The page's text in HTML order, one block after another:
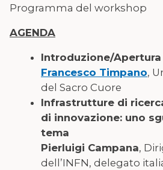
Programma del workshop
AGENDA
Introduzione/
Francesco Timpano,
del Sacro Cuore
Infrastrutture di
di innovazione: uno
tema
Pierluigi Campana,
dell’INFN, delegato